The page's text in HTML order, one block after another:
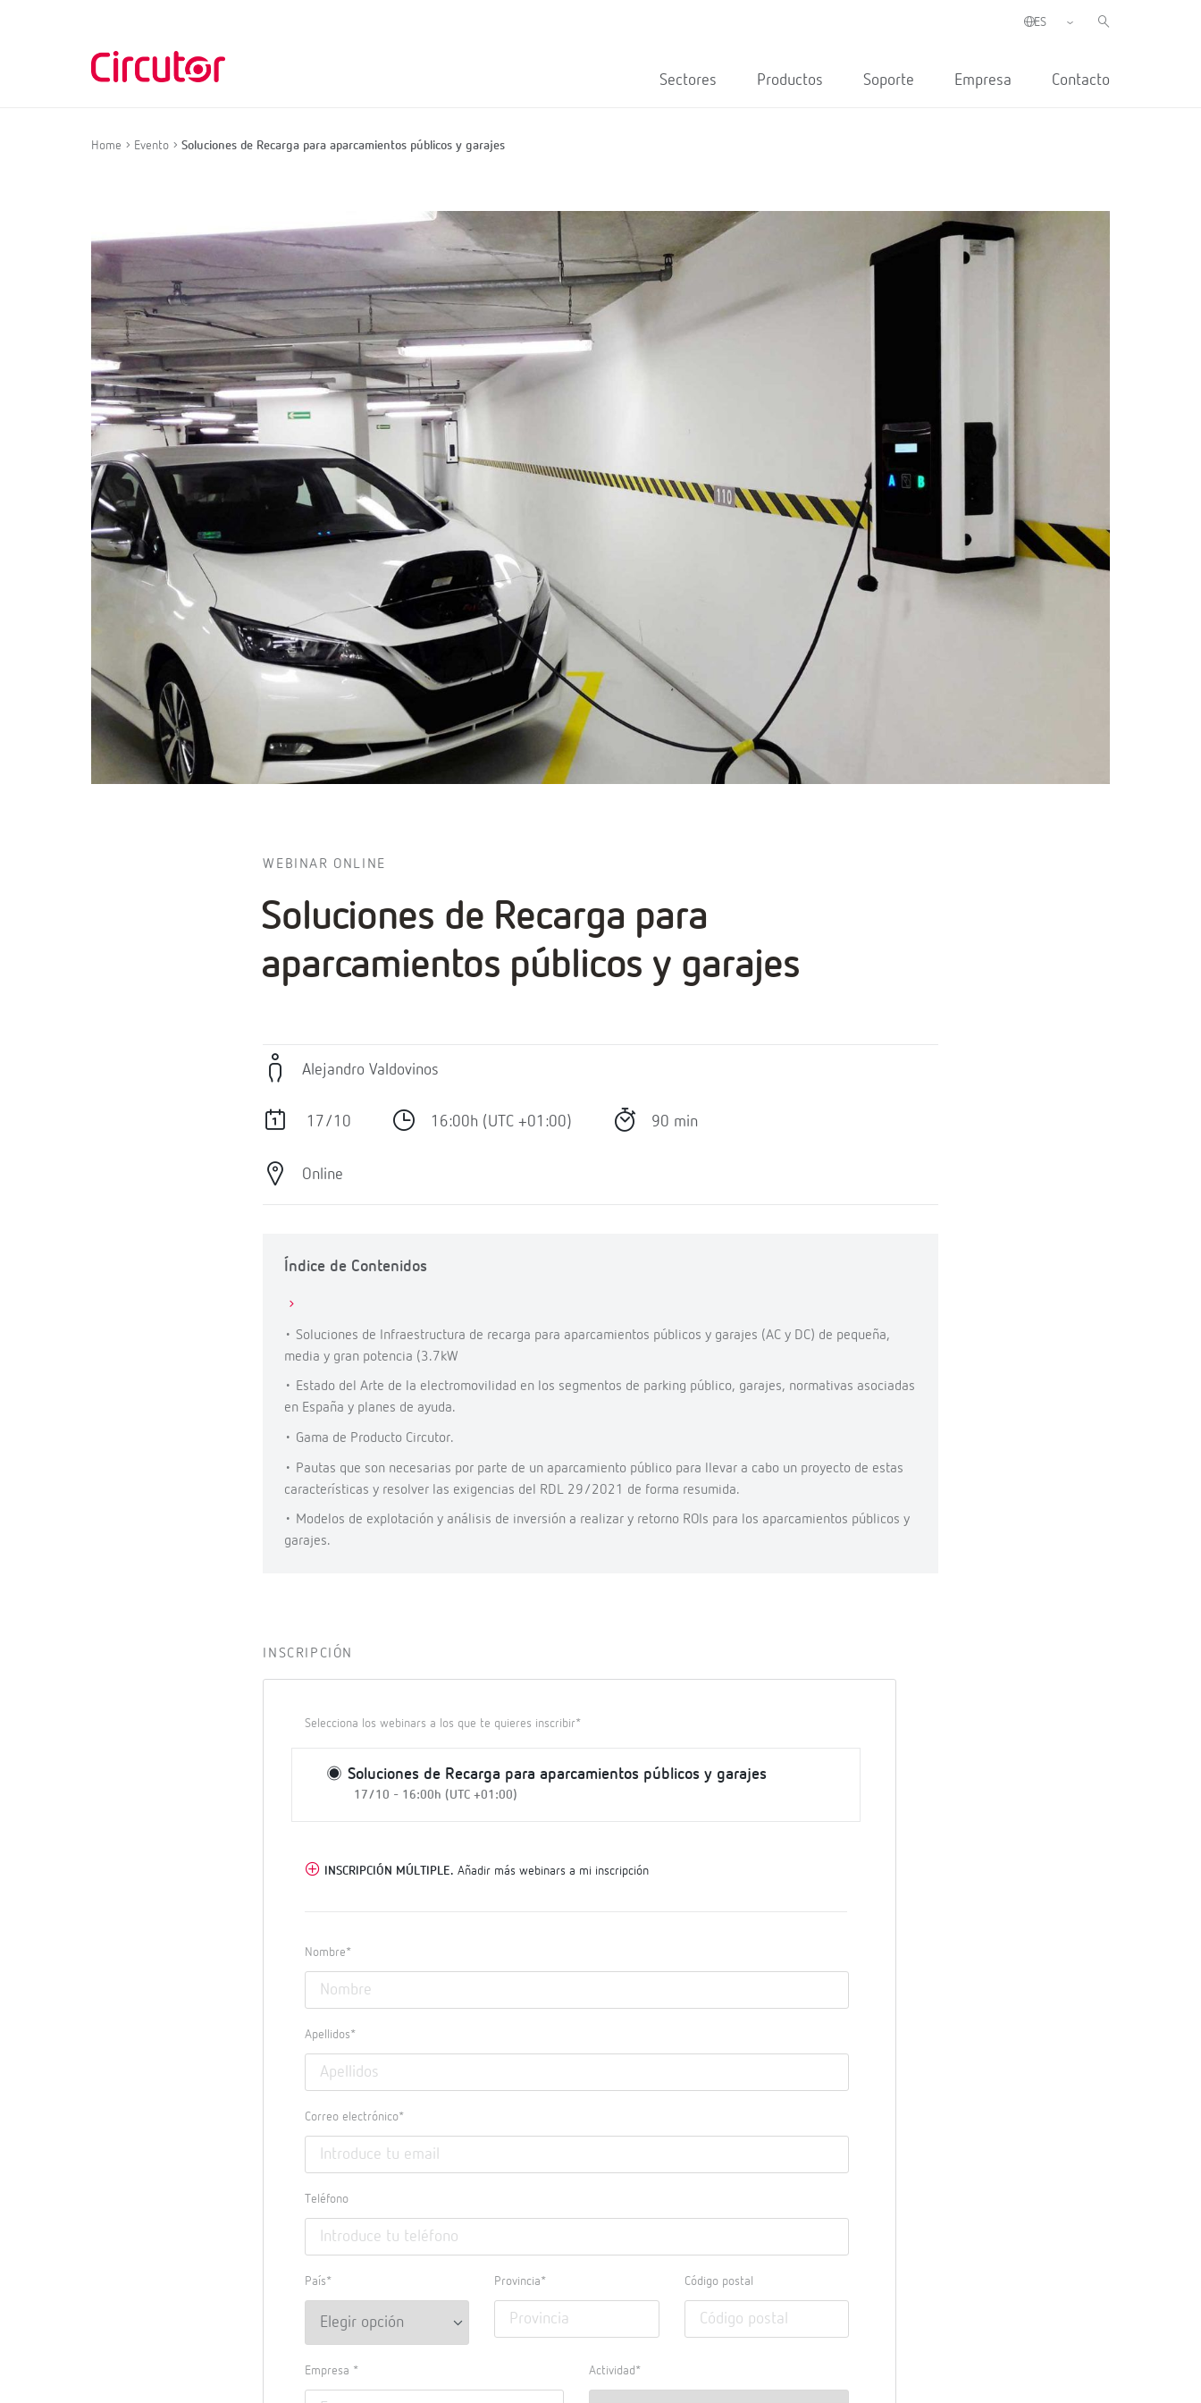
Sectores Productos Soporte Empresa Contacto
Home Evento Soluciones de Recarga para aparcamientos públicos y garajes
WEBINAR ONLINE
Soluciones de Recarga para
aparcamientos públicos y garajes
Alejandro Valdovinos
17/10 16:00h (UTC +01:00) 90 min
Online
Índice de Contenidos
• Soluciones de Infraestructura de recarga para aparcamientos públicos y garajes (AC y DC) de pequeña,
media y gran potencia (3.7kW
• Estado del Arte de la electromovilidad en los segmentos de parking público, garajes, normativas asociadas
en España y planes de ayuda.
• Gama de Producto Circutor.
• Pautas que son necesarias por parte de un aparcamiento público para llevar a cabo un proyecto de estas
características y resolver las exigencias del RDL 29/2021 de forma resumida.
• Modelos de explotación y análisis de inversión a realizar y retorno ROIs para los aparcamientos públicos y
garajes.
INSCRIPCIÓN
Selecciona los webinars a los que te quieres inscribir*
Soluciones de Recarga para aparcamientos públicos y garajes
17/10 - 16:00h (UTC +01:00)
INSCRIPCIÓN MÚLTIPLE.Añadir más webinars a mi inscripción
Nombre*
Apellidos*
Correo electrónico*
Teléfono
País* Provincia* Código postal
Empresa * Actividad*